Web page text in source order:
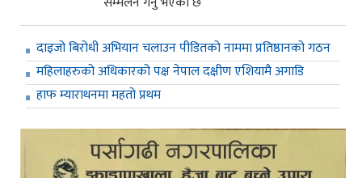
दाइजो बिरोधी अभियान चलाउन पीडितको नाममा प्रतिष्ठानको गठन
महिलाहरुको अधिकारको पक्ष नेपाल दक्षीण एशियामै अगाडि
हाफ म्याराथनमा महतो प्रथम